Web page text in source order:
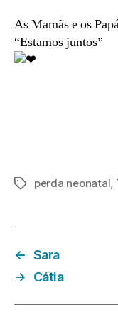
As Mamãs e os
“Estamos juntos”
Etiquetas
perda neonatal,
← Sara
→
Cátia